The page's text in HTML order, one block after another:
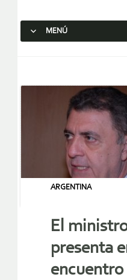
MENÚ
ARGENTINA
El
presenta
encuentro